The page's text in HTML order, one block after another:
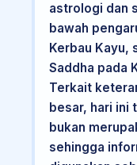
astrologi dan
bawah
Kerbau Kayu,
Saddha pada
Terkait
besar, hari ini
bukan
sehingga